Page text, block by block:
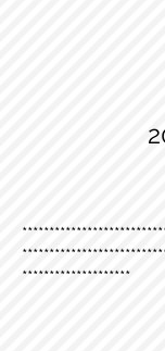
********************